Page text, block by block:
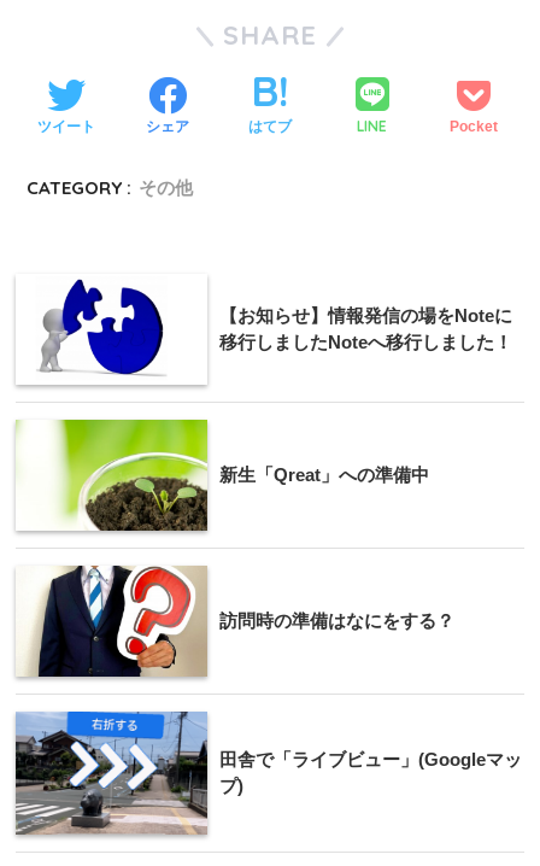
SHARE
ツイート シェア はてブ LINE Pocket
CATEGORY : その他
【お知らせ】情報発信の場をNoteに
移行しましたNoteへ移行しました！
新生「Qreat」への準備中
訪問時の準備はなにをする？
田舎で「ライブビュー」(Googleマッ
プ)